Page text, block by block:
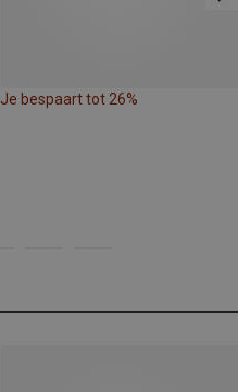
Je bespaart tot 26%